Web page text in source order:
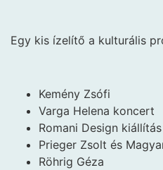
Egy kis ízelítő a kulturális
Kemény Zsófi
Varga Helena koncert
Romani Design
Prieger Zsolt és
Röhrig Géza